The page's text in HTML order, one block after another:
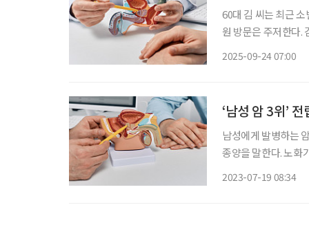
60대 김 씨는 최근
원 방문은 주저한다.
2025-09-24 07:00
‘남성 암 3위’
남성에게 발병하는
종양을 말한다. 노화
2023-07-19 08:34